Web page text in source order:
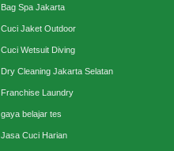
Bag Spa Jakarta
Cuci Jaket Outdoor
Cuci Wetsuit Diving
Dry Cleaning Jakarta Selatan
Franchise Laundry
gaya belajar tes
Jasa Cuci Harian